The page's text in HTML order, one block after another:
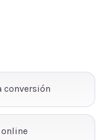
conversión